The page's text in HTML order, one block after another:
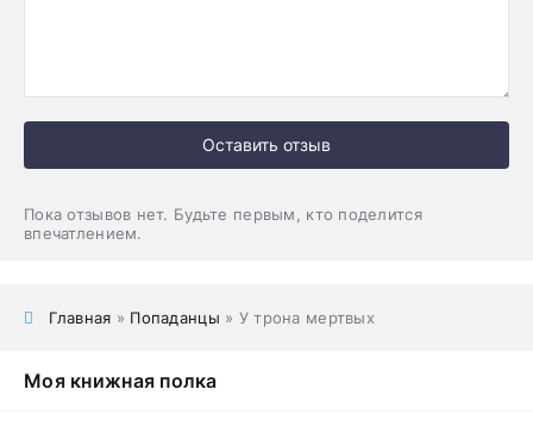
Оставить отзыв
Пока отзывов нет. Будьте первым, кто поделится
впечатлением.
Главная » Попаданцы » У трона мертвых
Моя книжная полка